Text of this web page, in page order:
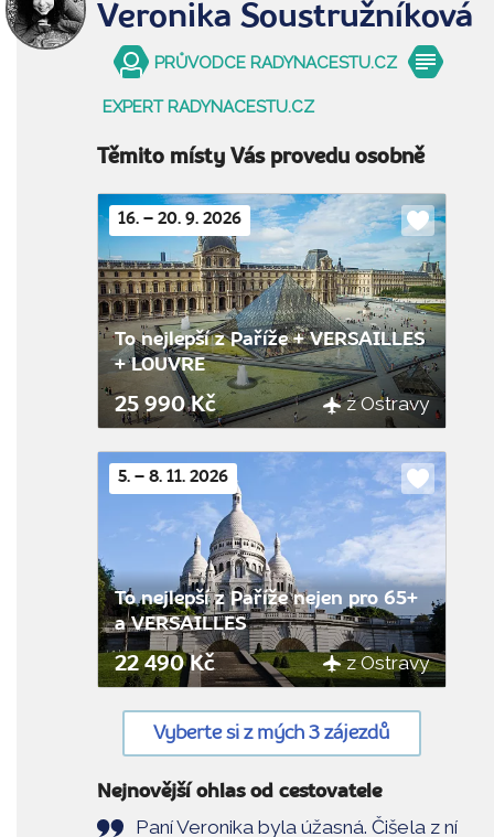
Veronika Soustružníková
PRŮVODCE RADYNACESTU.CZ
EXPERT RADYNACESTU.CZ
Těmito místy Vás provedu osobně
16. – 20. 9. 2026
Do
oblíbených
To nejlepší z Paříže + VERSAILLES
+ LOUVRE
25 990 Kč z Ostravy
5. – 8. 11. 2026
Do
oblíbených
To nejlepší z Paříže nejen pro 65+
a VERSAILLES
22 490 Kč z Ostravy
Vyberte si z mých 3 zájezdů
Nejnovější ohlas od cestovatele
Paní Veronika byla úžasná. Čišela z ní